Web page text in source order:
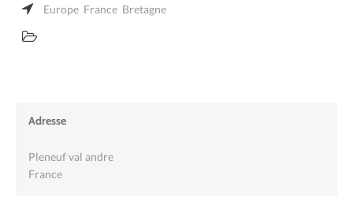
Europe France Bretagne
Adresse
Pleneuf val andre
France